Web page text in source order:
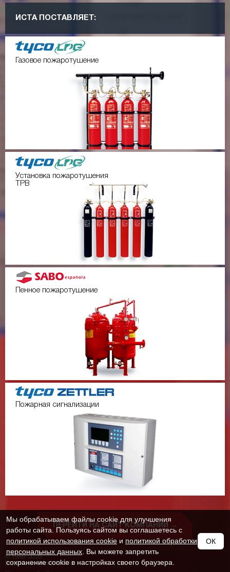
ИСТА ПОСТАВЛЯЕТ:
Газовое пожаротушение
Установка пожаротушения
ТРВ
Пенное пожаротушение
Пожарная сигнализации
ПЕРЕЙТИ НА САЙТ КОМПАНИИ →
© 1988-2026
Группа компаний ИСТА
Мы обрабатываем файлы cookie для улучшения
работы сайта. Пользуясь сайтом вы соглашаетесь с
политикой использования cookie и политикой обработки
персональных данных . Вы можете запретить
сохранение cookie в настройках своего браузера.
ОК